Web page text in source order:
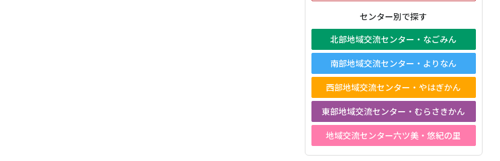
センター別で探す
北部地域交流センター・なごみん
南部地域交流センター・よりなん
西部地域交流センター・やはぎかん
東部地域交流センター・むらさきかん
地域交流センター六ツ美・悠紀の里